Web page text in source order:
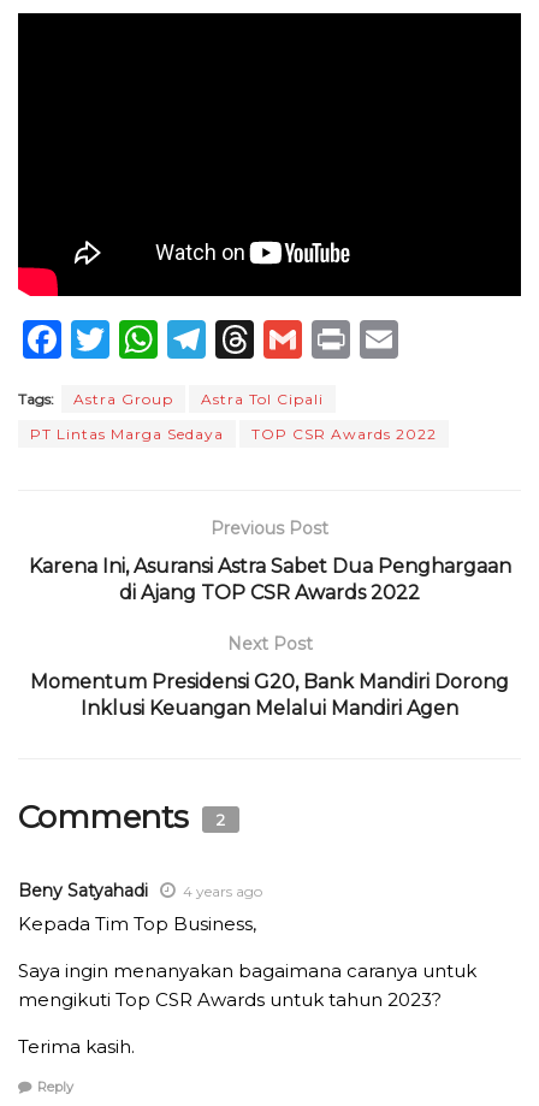
F
c
e
o
T
it
te
W
a
ts
p
T
e
g
m
T
re
a
s
G
ai
l
P
t
l
Tags: Astra Group
Astra Tol Cipali
PT Lintas Marga Sedaya
TOP CSR Awards 2022
Previous Post
Karena Ini, Asuransi Astra Sabet Dua Penghargaan
di Ajang TOP CSR Awards 2022
Next Post
Momentum Presidensi G20, Bank Mandiri Dorong
Inklusi Keuangan Melalui Mandiri Agen
Comments 2
Beny Satyahadi 4 years ago
Kepada Tim Top Business,
Saya ingin menanyakan bagaimana caranya untuk
mengikuti Top CSR Awards untuk tahun 2023?
Terima kasih.
Reply